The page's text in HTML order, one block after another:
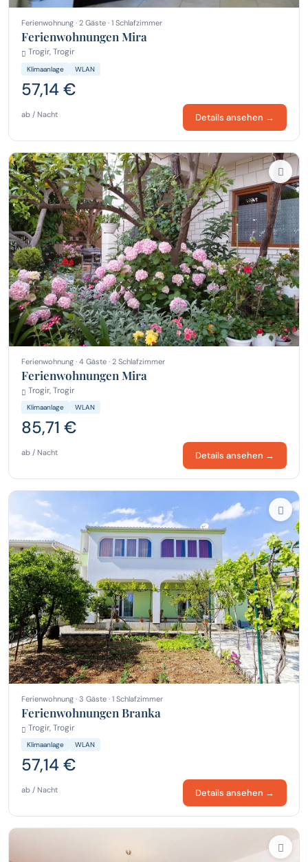
Ferienwohnung · 2 Gäste · 1 Schlafzimmer
Ferienwohnungen Mira
Trogir, Trogir
Klimaanlage WLAN
57,14 €
ab / Nacht Details ansehen →
Ferienwohnung · 4 Gäste · 2 Schlafzimmer
Ferienwohnungen Mira
Trogir, Trogir
Klimaanlage WLAN
85,71 €
ab / Nacht Details ansehen →
Ferienwohnung · 3 Gäste · 1 Schlafzimmer
Ferienwohnungen Branka
Trogir, Trogir
Klimaanlage WLAN
57,14 €
ab / Nacht Details ansehen →